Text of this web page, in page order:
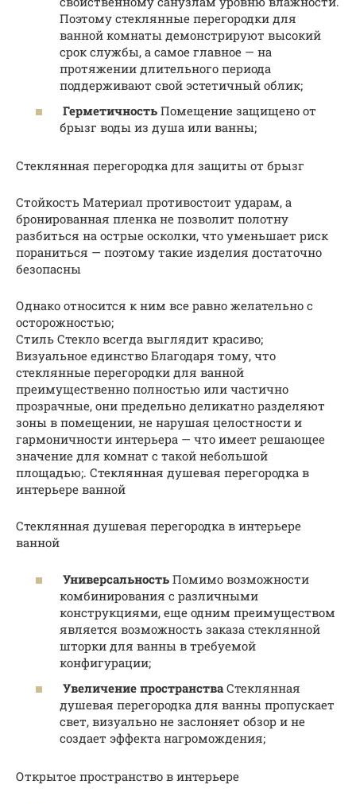
Поэтому стеклянные перегородки для
ванной комнаты демонстрируют высокий
срок службы, а самое главное — на
протяжении длительного периода
поддерживают свой эстетичный облик;
Герметичность Помещение защищено от
брызг воды из душа или ванны;
Стеклянная перегородка для защиты от брызг
Стойкость Материал противостоит ударам, а
бронированная пленка не позволит полотну
разбиться на острые осколки, что уменьшает риск
пораниться — поэтому такие изделия достаточно
безопасны
Однако относится к ним все равно желательно с
осторожностью;
Стиль Стекло всегда выглядит красиво;
Визуальное единство Благодаря тому, что
стеклянные перегородки для ванной
преимущественно полностью или частично
прозрачные, они предельно деликатно разделяют
зоны в помещении, не нарушая целостности и
гармоничности интерьера — что имеет решающее
значение для комнат с такой небольшой
площадью;. Стеклянная душевая перегородка в
интерьере ванной
Стеклянная душевая перегородка в интерьере
ванной
Универсальность Помимо возможности
комбинирования с различными
конструкциями, еще одним преимуществом
является возможность заказа стеклянной
шторки для ванны в требуемой
конфигурации;
Увеличение пространства Стеклянная
душевая перегородка для ванны пропускает
свет, визуально не заслоняет обзор и не
создает эффекта нагромождения;
Открытое пространство в интерьере